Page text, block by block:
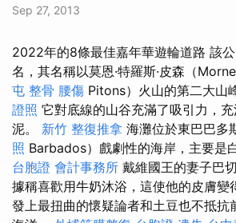
Sep 27, 2013
2022年的8條最佳嘉年華遊輪道路 該
名，其名稱以莫恩·特羅斯·皮森（Morne
屯 整骨 腰傷 Pitons）火山的第二大山
證照 它對底線的山谷充滿了吸引力，
泥。 新竹 整復推拿 海灘位於東巴巴多
照 Barbados）戲劇性的海岸，主要是
台胞證 會計事務所 戴維國王的妻子巴
據稱喜歡用牛奶沐浴，這使他的皮膚變
發上最扭曲的懷疑論者和土豆也不抵抗